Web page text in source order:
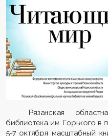
Рязанская
библиотека им. Горького в
5-7 октября масштабный